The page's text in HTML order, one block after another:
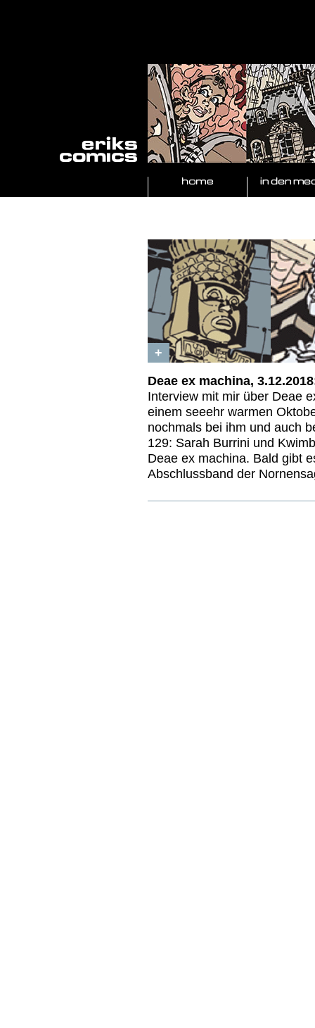
+
Deae ex machina,
Interview mit mir über Deae
einem seeehr warmen
nochmals bei ihm und auch
129: Sarah Burrini und
Deae ex machina. Bald gibt
Abschlussband der